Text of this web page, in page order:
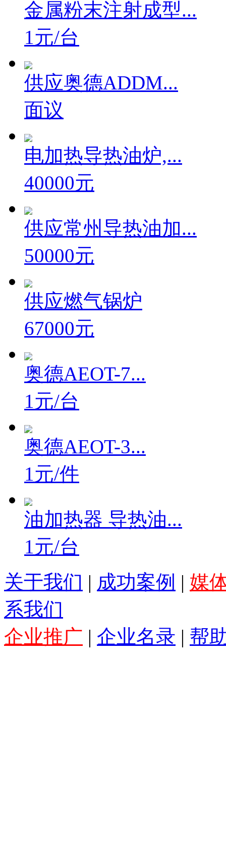
金属粉末注射成型...
1元/台
供应奥德ADDM...
面议
电加热导热油炉,...
40000元
供应常州导热油加...
50000元
供应燃气锅炉
67000元
奥德AEOT-7...
1元/台
奥德AEOT-3...
1元/件
油加热器 导热油...
1元/台
关于我们 | 成功案例 | 媒
系我们
企业推广 | 企业名录 | 帮